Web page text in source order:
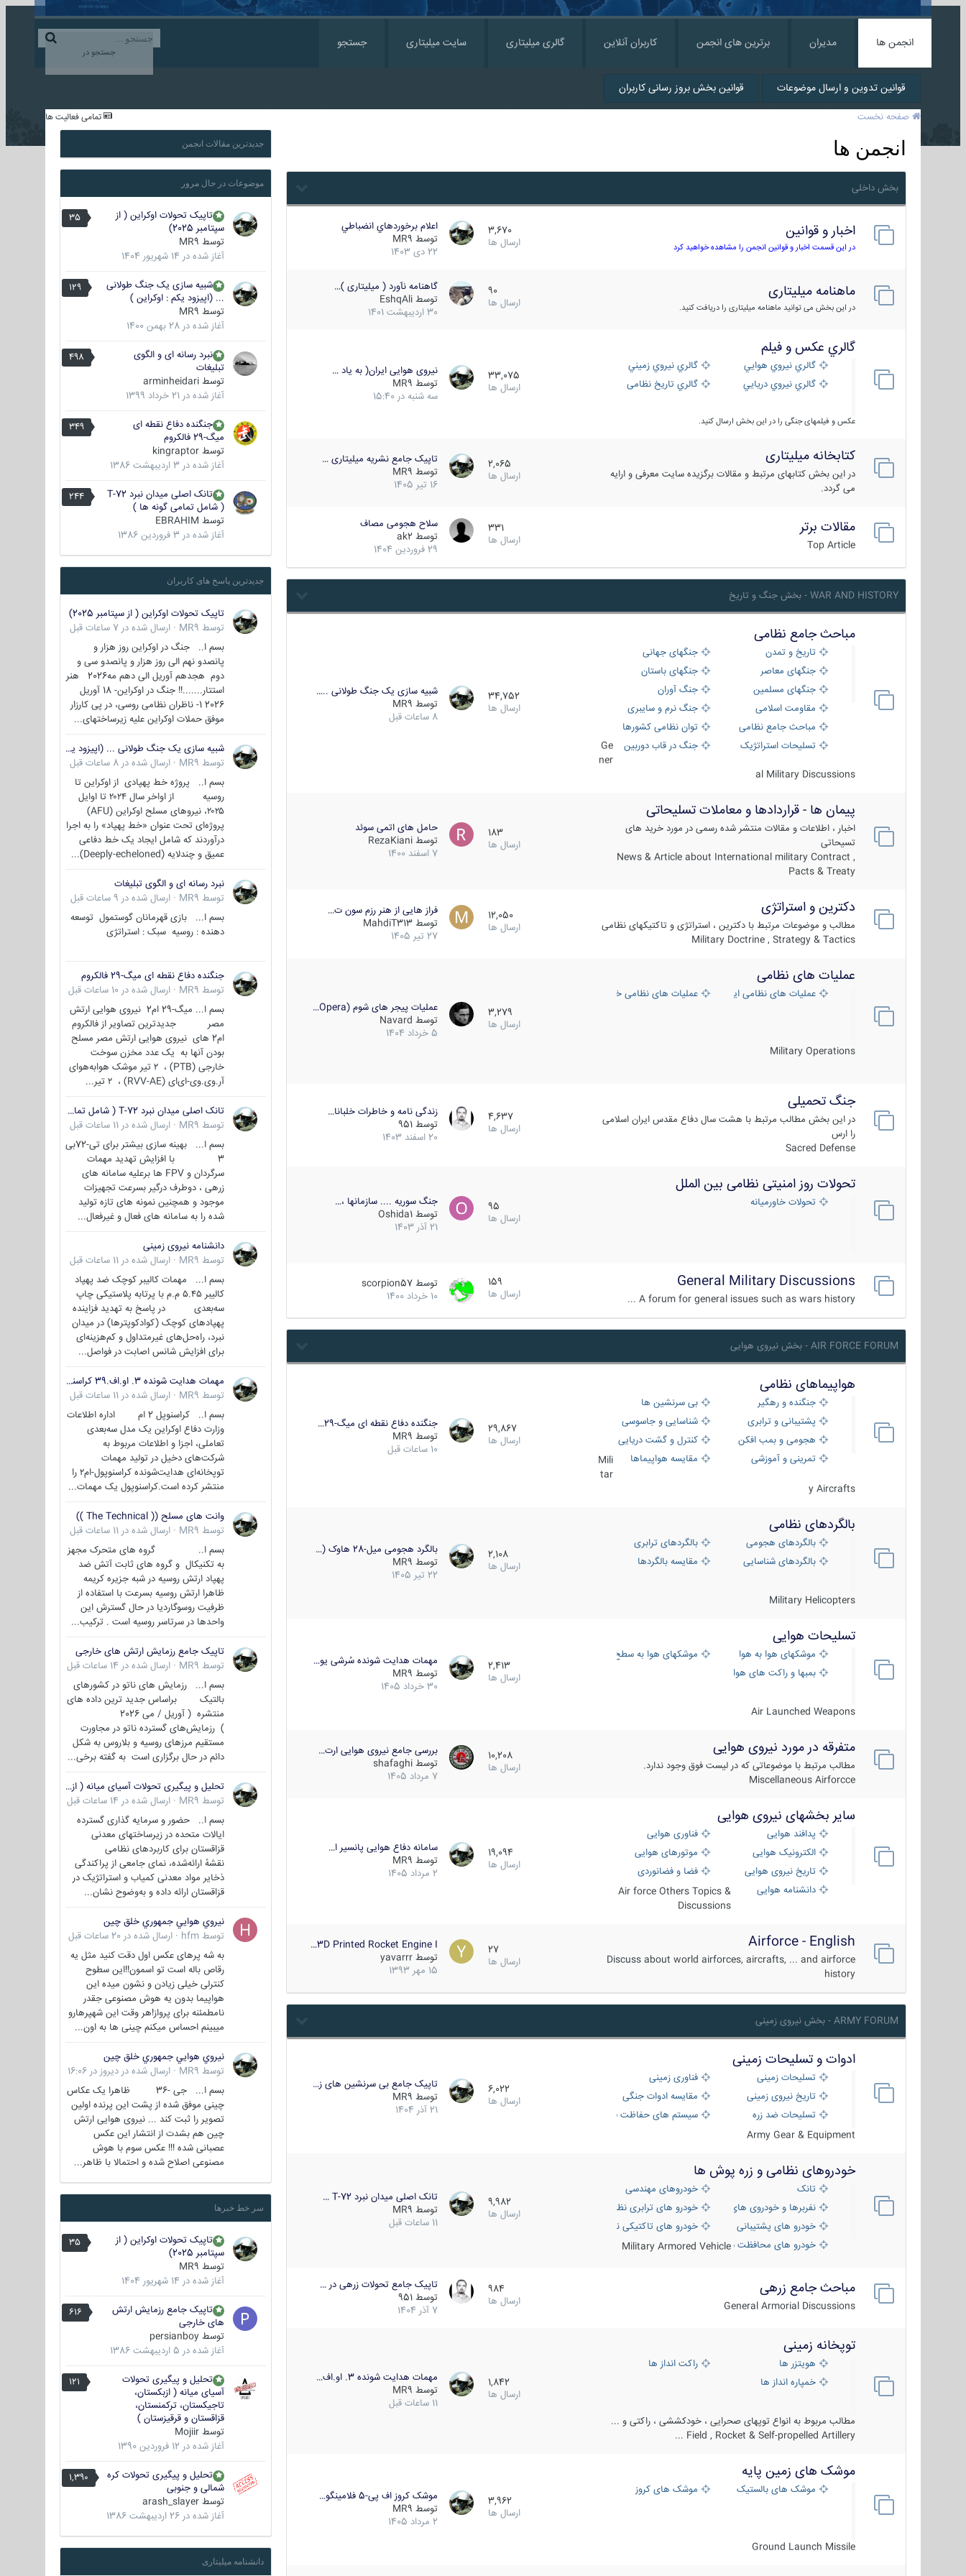
جستجو در
انجمن ها مدیران برترین های انجمن کاربران آنلاین گالری میلیتاری سایت میلیتاری جستجو
قوانین تدوین و ارسال موضوعات قوانین بخش بروز رسانی کاربران
تمامی فعالیت ها صفحه نخست
انجمن ها
بخش داخلی
اخبار و قوانین
در این قسمت اخبار و قوانین انجمن را مشاهده خواهید کرد
3,670
ارسال ها
اعلام برخوردهاي انضباطي
توسط MR9
22 دی 1403
ماهنامه میلیتاری
در این بخش می توانید ماهنامه میلیتاری را دریافت کنید.
90
ارسال ها
گاهنامه نآورد ( میلیتاری )…
توسط EshqAli
30 اردیبهشت 1401
گالري عكس و فيلم
گالري نيروي هوايي
گالري نيروي زميني
گالري نيروي دريايي
گالري تاریخ نظامی
عکس و فیلمهای جنگی را در این بخش ارسال کنید.
33,075
ارسال ها
نیروی هوایی ایران( به یاد …
توسط MR9
سه شنبه در 15:40
کتابخانه میلیتاری
در این بخش کتابهای مرتبط و مقالات برگزیده سایت معرفی و ارایه
می گردد.
2,065
ارسال ها
تاپیک جامع نشریه میلیتاری …
توسط MR9
16 تیر 1405
مقالات برتر
Top Article
331
ارسال ها
سلاح هجومی مصاف
توسط ak2
29 فروردین 1404
WAR AND HISTORY - بخش جنگ و تاریخ
مباحث جامع نظامی
تاریخ و تمدن
جنگهای جهانی
جنگهای معاصر
جنگهای باستان
جنگهای مسلمین
جنگ آوران
مقاومت اسلامی
جنگ نرم و سایبری
مباحث جامع نظامی
توان نظامی کشورها
تسلیحات استراتژیک
جنگ در قاب دوربین
Ge
ner
al Military Discussions
34,752
ارسال ها
شبیه سازی یک جنگ طولانی ..…
توسط MR9
8 ساعات قبل
پیمان ها - قراردادها و معاملات تسلیحاتی
اخبار ، اطلاعات و مقالات منتشر شده رسمی در مورد خرید های
تسیحاتی
News & Article about International military Contract ,
Pacts & Treaty
183
ارسال ها
حامل های اتمی سوئد
توسط RezaKiani
7 اسفند 1400
دکترین و استراتژی
مطالب و موضوعات مرتبط با دکترین ، استراتژی و تاکتیکهای نظامی
Military Doctrine , Strategy & Tactics
12,050
ارسال ها
فراز هایی از هنر رزم سون ت…
توسط MahdiT313
27 تیر 1405
عملیات های نظامی
عملیات های نظامی ایران عملیات های نظامی خارجی
Military Operations
3,279
ارسال ها
عملیات پیجر های شوم (Opera…
توسط Navard
5 خرداد 1404
جنگ تحمیلی
در این بخش مطالب مرتبط با هشت سال دفاع مقدس ایران اسلامی
را ارس
Sacred Defense
4,637
ارسال ها
زندگی نامه و خاطرات خلبانا…
توسط 951
20 اسفند 1403
تحولات روز امنیتی نظامی بین الملل
تحولات خاورمیانه
95
ارسال ها
جنگ سوریه .... سازمانها ،…
توسط Oshida1
21 آذر 1403
General Military Discussions
A forum for general issues such as wars history ...
159
ارسال ها
توسط scorpion57
10 خرداد 1400
AIR FORCE FORUM - بخش نیروی هوایی
هواپیماهای نظامی
جنگنده و رهگیر
بی سرنشین ها
پشتیبانی و ترابری
شناسایی و جاسوسی
هجومی و بمب افکن
کنترل و گشت دریایی
تمرینی و آموزشی
مقایسه هواپیماها
Mili
tar
y Aircrafts
29,867
ارسال ها
جنگنده دفاع نقطه ای میگ-29…
توسط MR9
10 ساعات قبل
بالگردهای نظامی
بالگردهای هجومی
بالگردهای ترابری
بالگردهای شناسایی
مقایسه بالگردها
Military Helicopters
2,108
ارسال ها
بالگرد هجومی میل-28 هاوک (…
توسط MR9
22 تیر 1405
تسلیحات هوایی
موشکهای هوا به هوا
موشکهای هوا به سطح
بمبها و راکت های هوایی
Air Launched Weapons
2,413
ارسال ها
مهمات هدایت شونده سُرشی یو…
توسط MR9
30 خرداد 1405
متفرقه در مورد نیروی هوایی
مطالب مرتبط با موضوعاتی که در لیست فوق وجود ندارد.
Miscellaneous Airforcce
10,208
ارسال ها
بررسی جامع نیروی هوایی ارت…
توسط shafaghi
7 مرداد 1405
سایر بخشهای نیروی هوایی
پدافند هوایی
فناوری هوایی
الکترونیک هوایی
موتورهای هوایی
تاریخ نیروی هوایی
فضا و فضانوردی
دانشنامه هوایی
Air force Others Topics &
Discussions
19,094
ارسال ها
سامانه دفاع هوایی پانسیر ا…
توسط MR9
2 مرداد 1405
Airforce - English
Discuss about world airforces, aircrafts, ... and airforce
history
27
ارسال ها
3D Printed Rocket Engine I…
توسط yavarrr
15 مهر 1393
ARMY FORUM - بخش نیروی زمینی
ادوات و تسلیحات زمینی
تسلیحات زمینی
فناوری زمینی
تاریخ نیروی زمینی
مقایسه ادوات جنگی
تسلیحات ضد زره
سیستم های حفاظت فعال
Army Gear & Equipment
6,022
ارسال ها
تاپیک جامع بی سرنشین های ز…
توسط MR9
21 آذر 1404
خودروهای نظامی و زره پوش ها
تانک
خودروهای مهندسی
نفربرها و خودروی های رزمی پیاده نظامخودرو های ترابری نظامی
خودرو های پشتیبانی آتش ، شناسایی و ضد تانک
خودرو های تاکتیکی نظامی
خودرو های محافظت شدهMilitary Armored Vehicle
9,982
ارسال ها
تانک اصلی میدان نبرد T-72 …
توسط MR9
11 ساعات قبل
مباحث جامع زرهی
General Armorial Discussions
984
ارسال ها
تاپیک جامع تحولات زرهی در …
توسط 951
7 آذر 1404
توپخانه زمینی
هویتزر ها
راکت انداز ها
خمپاره انداز ها
مطالب مربوط به انواع توپهای صحرایی ، خودکششی ، راکتی و ...
Field , Rocket & Self-propelled Artillery ...
1,842
ارسال ها
مهمات هدایت شونده 3. او.اف…
توسط MR9
11 ساعات قبل
موشک های زمین پایه
موشک های بالستیک موشک های کروز
Ground Launch Missile
3,962
ارسال ها
موشک کروز اف پی-5 فلامینگو…
توسط MR9
2 مرداد 1405
جدیدترین مقالات انجمن
موضوعات در حال مرور
35
تاپیک تحولات اوکراین ( از
سپتامبر 2025)
توسط MR9
آغاز شده در 14 شهریور 1404
129
شبیه سازی یک جنگ طولانی
... (اپیزود یکم : اوکراین )
توسط MR9
آغاز شده در 28 بهمن 1400
498
نبرد رسانه ای و الگوی
تبلیغات
توسط arminheidari
آغاز شده در 21 خرداد 1399
349
جنگنده دفاع نقطه ای
میگ-29 فالکروم
توسط kingraptor
آغاز شده در 3 اردیبهشت 1386
244
تانک اصلی میدان نبرد T-72
( شامل تمامی گونه ها )
توسط EBRAHIM
آغاز شده در 3 فروردین 1386
جدیدترین پاسخ های کاربران
تاپیک تحولات اوکراین ( از سپتامبر 2025)
توسط MR9
· ارسال شده در 7 ساعات قبل
بسم ا.. جنگ در اوکراین روز هزار و
پانصدو نهم الی روز هزار و پانصدو سی و
دوم هجدهم آوریل الی دهم مه2026 هنر
استتار.......!! جنگ در اوکراین- 18 آوریل
2026 1- ناظران نظامی روسی، در پی کارزار
موفق حملات اوکراین علیه زیرساختهای...
شبیه سازی یک جنگ طولانی ... (اپیزود یکم : اوکراین )
توسط MR9
· ارسال شده در 8 ساعات قبل
بسم ا.. پروژه خط پهپادی از اوکراین تا
روسیه از اواخر سال ۲۰۲۴ تا اوایل
۲۰۲۵، نیروهای مسلح اوکراین (AFU)
پروژه‌ای تحت عنوان «خط پهپاد» را به اجرا
درآوردند که شامل ایجاد یک خط دفاعی
عمیق و چندلایه (Deeply-echeloned)...
نبرد رسانه ای و الگوی تبلیغات
توسط MR9
· ارسال شده در 9 ساعات قبل
بسم ا... بازی قهرمانان گوستمول توسعه
دهنده : روسیه سبک : استراتژی
جنگنده دفاع نقطه ای میگ-29 فالکروم
توسط MR9
· ارسال شده در 10 ساعات قبل
بسم ا... میگ-29 ام2 نیروی هوایی ارتش
مصر جدیدترین تصاویر از فالکروم
ام2 های نیروی هوایی ارتش مصر مسلح
بودن آنها به یک عدد مخزن سوخت
خارجی (PTB) ، ۲ تیر موشک هوابه‌هوای
آر.وی.وی-ای‌ای (RVV-AE) ، ۲ تیر...
تانک اصلی میدان نبرد T-72 ( شامل تمامی گونه ها )
توسط MR9
· ارسال شده در 11 ساعات قبل
بسم ا... بهینه سازی بیشتر برای تی-72بی
3 با افزایش تهدید مهمات
سرگردان و FPV ها برعلیه سامانه های
زرهی ، دوطرف درگیر بسرعت تجهیزات
موجود و همچنین نمونه های تازه تولید
شده را به سامانه های فعال و غیرفعال...
دانشنامه نیروی زمینی
توسط MR9
· ارسال شده در 11 ساعات قبل
بسم ا... مهمات کالیبر کوچک ضد پهپاد
کالیبر ۵.۴۵ م.م با پرتابه پلاستیکی چاپ
سه‌بعدی در پاسخ به تهدید فزاینده
پهپادهای کوچک (کوادکوپترها) در میدان
نبرد، راه‌حل‌های غیرمتداول و کم‌هزینه‌ای
برای افزایش شانس اصابت در فواصل...
مهمات هدایت شونده 3. او.اف.39 کراسنوپل/بصیر( Krasnopol 3OF39 )
توسط MR9
· ارسال شده در 11 ساعات قبل
بسم ا.. کراسنوپل 2 ام اداره اطلاعات
وزارت دفاع اوکراین یک مدل سه‌بعدی
تعاملی، اجزا و اطلاعات مربوط به
شرکت‌های دخیل در تولید مهمات
توپخانه‌ای هدایت‌شونده کراسنوپول-ام۲ را
منتشر کرده است.کراسنوپول یک مهمات...
وانت های مسلح (( The Technical ))
توسط MR9
· ارسال شده در 11 ساعات قبل
بسم ا.. گروه های متحرک مجهز
به تکنیکال و گروه های ثابت آتش ضد
پهپاد ارتش روسیه در شبه جزیره کریمه
ظاهرا ارتش روسیه بسرعت با استفاده از
ظرفیت روسوگاردیا در حال گسترش این
واحدها در سرتاسر روسیه است . ترکیب...
تاپیک جامع رزمایش ارتش های خارجی
توسط MR9
· ارسال شده در 14 ساعات قبل
بسم ا... رزمایش های ناتو در کشورهای
بالتیک براساس جدید ترین داده های
منتشره ( آوریل / می 2026
) رزمایش‌های گسترده ناتو در مجاورت
مستقیم مرزهای روسیه و بلاروس به شکل
دائم در حال برگزاری است به گفته برخی...
تحلیل و پیگیری تحولات آسیای میانه ( ازبکستان، تاجیکستان، ترکمنستان، قزاقستان و قرقیزستان )
توسط MR9
· ارسال شده در 14 ساعات قبل
بسم ا.. حضور و سرمایه گذاری گسترده
ایالات متحده در زیرساختهای معدنی
قزاقستان برای کاربردهای نظامی
نقشهٔ ارائه‌شده، نمای جامعی از پراکندگی
ذخایر مواد معدنی کمیاب و استراتژیک در
قزاقستان ارائه داده و به‌وضوح نشان...
نيروي هوايي جمهوري خلق چين
توسط hfm
· ارسال شده در 20 ساعات قبل
به شه پرهای عکس اول دقت کنید مثل یه
رقاص باله است تو اسمون!!این سطوح
کنترلی خیلی زیادن و نشون میده این
هواپیما بدون یه هوش مصنوعی جقدر
نامطمئنه برای پرواز!هر وقت این شهپرهارو
میبینم احساس میکنم چینی ها به اون...
نيروي هوايي جمهوري خلق چين
توسط MR9
· ارسال شده در دیروز در 16:06
بسم ا... جی -36 ظاهرا یک عکاس
چینی موفق شده از پشت این پرنده اولین
تصویر را ثبت کند ... نیروی هوایی ارتش
چین هم بشدت از انتشار این عکس
عصبانی شده !!! عکس سوم با هوش
مصنوعی اصلاح شده و احتمالا با ظاهر...
سر خط خبرها
35
تاپیک تحولات اوکراین ( از
سپتامبر 2025)
توسط MR9
آغاز شده در 14 شهریور 1404
616
تاپیک جامع رزمایش ارتش
های خارجی
توسط persianboy
آغاز شده در 5 اردیبهشت 1386
121
تحلیل و پیگیری تحولات
آسیای میانه ( ازبکستان،
تاجیکستان، ترکمنستان،
قزاقستان و قرقیزستان )
توسط Mojiir
آغاز شده در 12 فروردین 1390
1,390
تحلیل و پیگیری تحولات کره
شمالی و جنوبی
توسط arash_slayer
آغاز شده در 26 اردیبهشت 1386
دانشنامه میلیتاری